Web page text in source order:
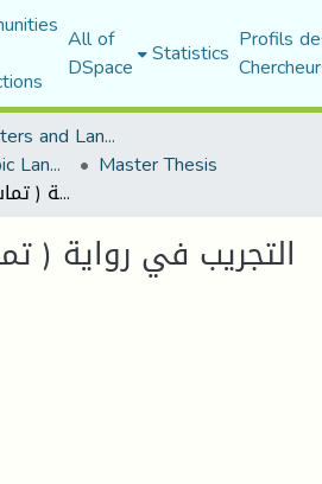
All of
DSpace Statistics Profils
Faculty of Letters and Languages
Department of Arabic Language and Literature Master Thesis
التجريب في رواية ( تماسخت ) للحبيب السائح
التجريب في رواية (